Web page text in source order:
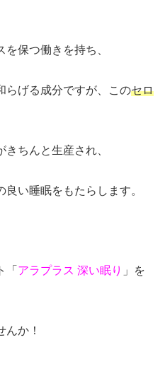
を保つ働きを持ち、
らげる成分ですが、このセロ
きちんと生産され、
い睡眠をもたらします。
「 アラプラス 深い眠り 」を
んか！